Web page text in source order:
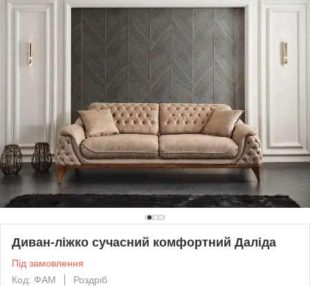
Диван-ліжко сучасний комфортний Даліда
Під замовлення
Код: ФАМ
Роздріб